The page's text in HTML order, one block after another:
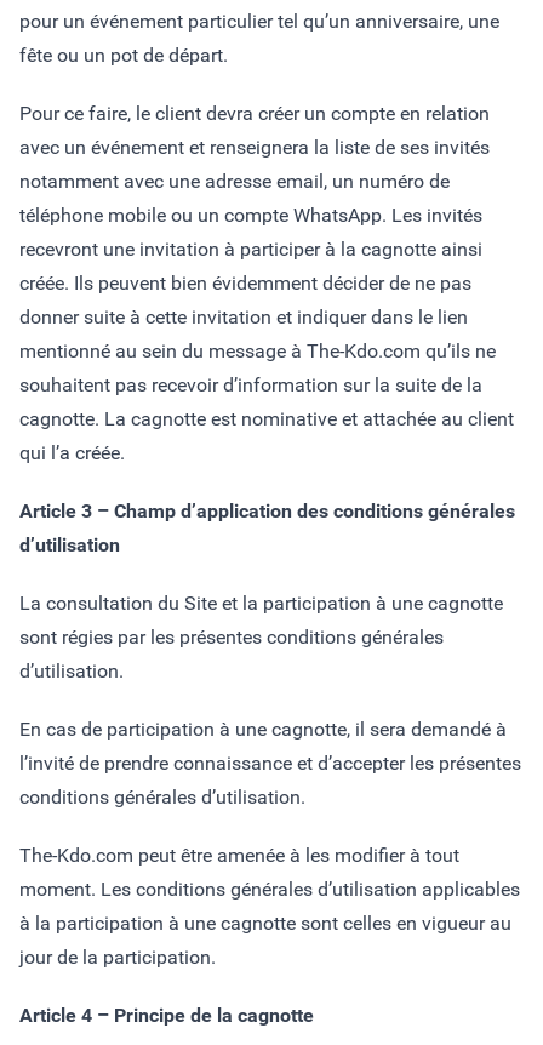
pour un événement particulier tel qu’un anniversaire, une
fête ou un pot de départ.
Pour ce faire, le client devra créer un compte en relation
avec un événement et renseignera la liste de ses invités
notamment avec une adresse email, un numéro de
téléphone mobile ou un compte WhatsApp. Les invités
recevront une invitation à participer à la cagnotte ainsi
créée. Ils peuvent bien évidemment décider de ne pas
donner suite à cette invitation et indiquer dans le lien
mentionné au sein du message à The-Kdo.com qu’ils ne
souhaitent pas recevoir d’information sur la suite de la
cagnotte. La cagnotte est nominative et attachée au client
qui l’a créée.
Article 3 – Champ d’application des conditions générales
d’utilisation
La consultation du Site et la participation à une cagnotte
sont régies par les présentes conditions générales
d’utilisation.
En cas de participation à une cagnotte, il sera demandé à
l’invité de prendre connaissance et d’accepter les présentes
conditions générales d’utilisation.
The-Kdo.com peut être amenée à les modifier à tout
moment. Les conditions générales d’utilisation applicables
à la participation à une cagnotte sont celles en vigueur au
jour de la participation.
Article 4 – Principe de la cagnotte